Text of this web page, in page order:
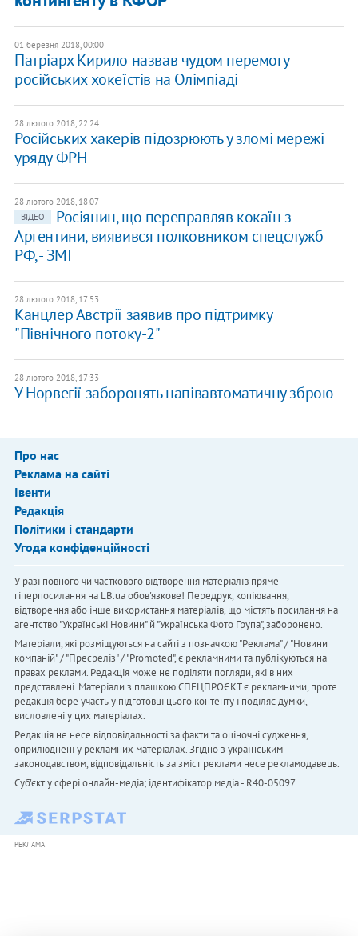
01 березня 2018, 00:00
Патріарх Кирило назвав чудом перемогу
російських хокеїстів на Олімпіаді
28 лютого 2018, 22:24
Російських хакерів підозрюють у зломі мережі
уряду ФРН
28 лютого 2018, 18:07
ВІДЕО
Росіянин, що переправляв кокаїн з
Аргентини, виявився полковником спецслужб
РФ, - ЗМІ
28 лютого 2018, 17:53
Канцлер Австрії заявив про підтримку
"Північного потоку-2"
28 лютого 2018, 17:33
У Норвегії заборонять напівавтоматичну зброю
Про нас
Реклама на сайті
Івенти
Редакція
Політики і стандарти
Угода конфіденційності
У разі повного чи часткового відтворення матеріалів пряме
гіперпосилання на LB.ua обов'язкове! Передрук, копіювання,
відтворення або інше використання матеріалів, що містять посилання на
агентство "Українськi Новини" й "Українська Фото Група", заборонено.
Матеріали, які розміщуються на сайті з позначкою "Реклама" / "Новини
компаній" / "Пресреліз" / "Promoted", є рекламними та публікуються на
правах реклами. Редакція може не поділяти погляди, які в них
представлені. Матеріали з плашкою СПЕЦПРОЄКТ є рекламними, проте
редакція бере участь у підготовці цього контенту і поділяє думки,
висловлені у цих матеріалах.
Редакція не несе відповідальності за факти та оціночні судження,
оприлюднені у рекламних матеріалах. Згідно з українським
законодавством, відповідальність за зміст реклами несе рекламодавець.
Cуб'єкт у сфері онлайн-медіа; ідентифікатор медіа - R40-05097
РЕКЛАМА